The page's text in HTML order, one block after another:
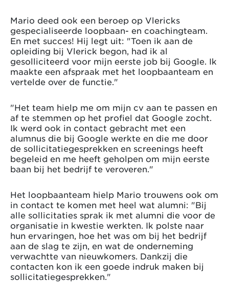
Mario deed ook een beroep op Vlericks
gespecialiseerde loopbaan- en coachingteam.
En met succes! Hij legt uit: "Toen ik aan de
opleiding bij Vlerick begon, had ik al
gesolliciteerd voor mijn eerste job bij Google. Ik
maakte een afspraak met het loopbaanteam en
vertelde over de functie."
"Het team hielp me om mijn cv aan te passen en
af te stemmen op het profiel dat Google zocht.
Ik werd ook in contact gebracht met een
alumnus die bij Google werkte en die me door
de sollicitatiegesprekken en screenings heeft
begeleid en me heeft geholpen om mijn eerste
baan bij het bedrijf te veroveren."
Het loopbaanteam hielp Mario trouwens ook om
in contact te komen met heel wat alumni: "Bij
alle sollicitaties sprak ik met alumni die voor de
organisatie in kwestie werkten. Ik polste naar
hun ervaringen, hoe het was om bij het bedrijf
aan de slag te zijn, en wat de onderneming
verwachtte van nieuwkomers. Dankzij die
contacten kon ik een goede indruk maken bij
sollicitatiegesprekken."